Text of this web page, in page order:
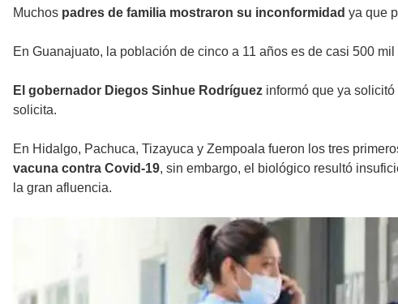
Muchos padres de familia mostraron su inconformidad ya que
En Guanajuato, la población de cinco a 11 años es de casi 500
El gobernador Diegos Sinhue Rodríguez informó que ya
solicita.
En Hidalgo, Pachuca, Tizayuca y Zempoala fueron los tres
vacuna contra Covid-19, sin embargo, el biológico resultó
la gran afluencia.